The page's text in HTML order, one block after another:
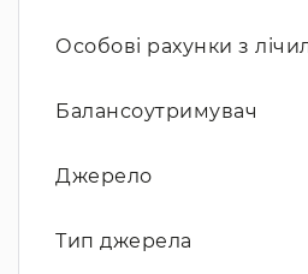
Особові рахунки з
Балансоутримувач
Джерело
Тип джерела